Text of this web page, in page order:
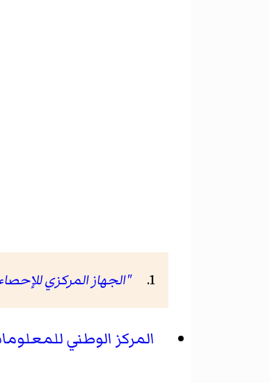
"الجهاز المركزي
المركز الوطني